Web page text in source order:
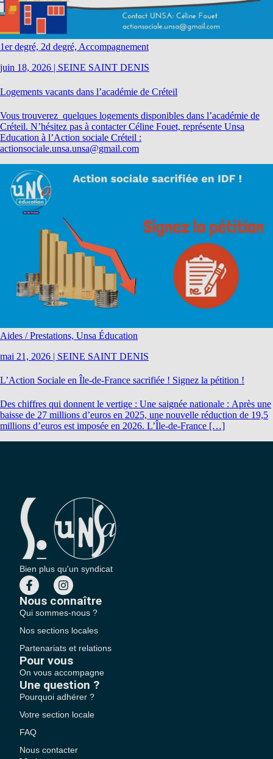
1er degré, 2d degré, Accompagnement
juin 18, 2026 | SEINE SAINT DENIS
Logements vacants dans l’académie de Créteil
Vous trouverez quelques logements disponibles dans l’académie de
Créteil. N’hésitez pas à contacter Céline Fouet, représente Unsa
Education à l’Action sociale Créteil :
actionsociale.unsa.unsa@gmail.com
Aides / Prestations, Unsa Éducation
mai 21, 2026 | SEINE SAINT DENIS
L’Action Sociale en Île-de-France sacrifiée ! Signez la pétition !
Des chiffres qui donnent le vertige : Une saignée nationale : Après une
baisse de 27 millions d’euros en 2025, une nouvelle réduction de 19,5
millions d’euros est imposée en 2026. L’Île-de-France […]
Bien plus qu'un syndicat
Nous connaître
Qui sommes-nous ?
Nos sections locales
Partenariats et relations
Pour vous
On vous accompagne
Une question ?
Pourquoi adhérer ?
Votre section locale
FAQ
Nous contacter